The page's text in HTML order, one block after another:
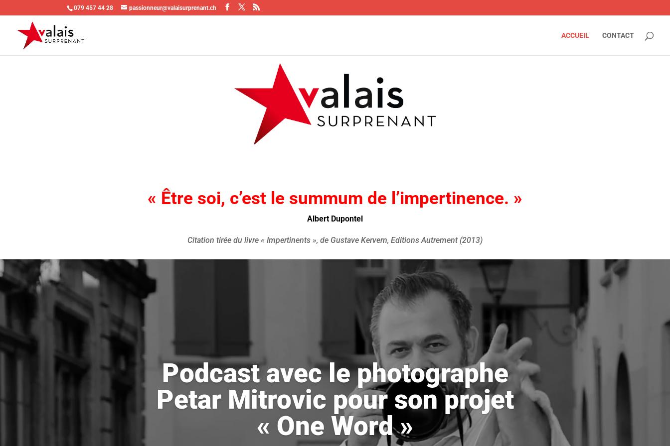
079 457 44 28 passionneur@valaisurprenant.ch
ACCUEIL CONTACT
« Être soi, c’est le summum de l’impertinence. »
Albert Dupontel
Citation tirée du livre « Impertinents », de Gustave Kervern, Editions Autrement (2013)
Podcast avec le photographe
Petar Mitrovic pour son projet
« One Word »